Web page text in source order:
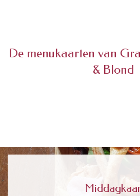
De menukaarten van
& Blond